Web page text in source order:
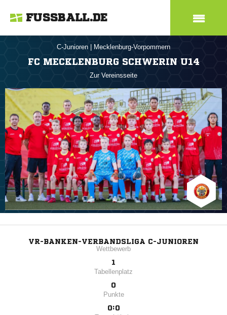
FUSSBALL.DE
C-Junioren Mecklenburg-Vorpommern
FC MECKLENBURG SCHWERIN U14
Zur Vereinsseite
VR-BANKEN-VERBANDSLIGA C-JUNIOREN
Wettbewerb
1
Tabellenplatz
0
Punkte
0:0